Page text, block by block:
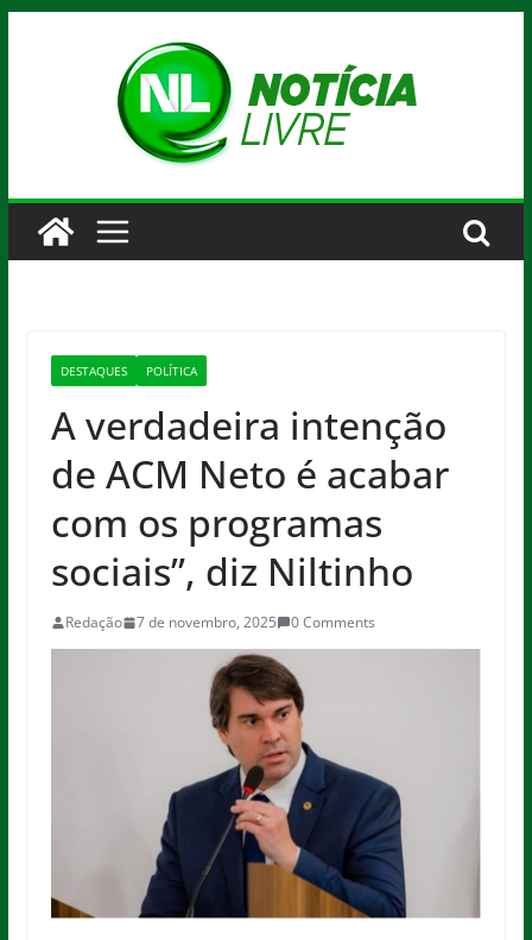
DESTAQUES POLÍTICA
A verdadeira intenção
de ACM Neto é acabar
com os programas
sociais”, diz Niltinho
Redação 7 de novembro, 2025 0 Comments